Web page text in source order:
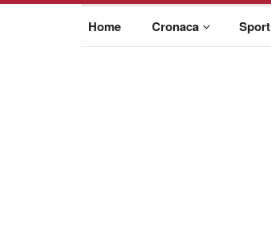
Home Cronaca Sport